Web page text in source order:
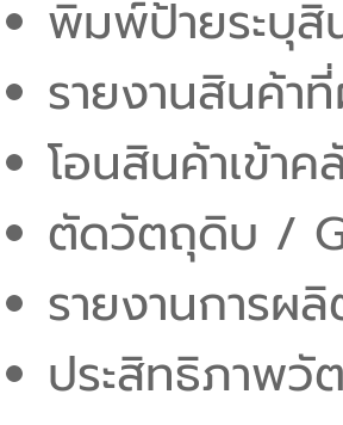
พิมพ์ป้ายระบุ
รายงานสินค้า
โอนสินค้าเข้า
ตัดวัตถุดิบ /
รายงานการ
ประสิทธิภาพ